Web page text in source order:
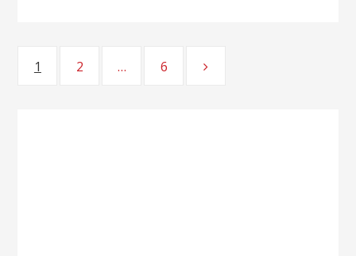
Posts
Page
1 Page
2 … Page
6